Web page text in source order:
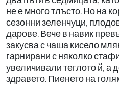
не е много тлъсто. Но на
сезонни зеленчуци,
дарове. Вече в навик
закусва с чаша кисело
гарнирани с няколко
увеличивали теглото й, а
здравето. Пиенето на